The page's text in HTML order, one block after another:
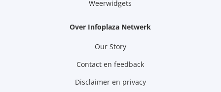
Weerwidgets
Over Infoplaza Netwerk
Our Story
Contact en feedback
Disclaimer en privacy